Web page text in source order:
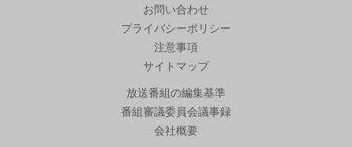
お問い合わせ
プライバシーポリシー
注意事項
サイトマップ
放送番組の編集基準
番組審議委員会議事録
会社概要